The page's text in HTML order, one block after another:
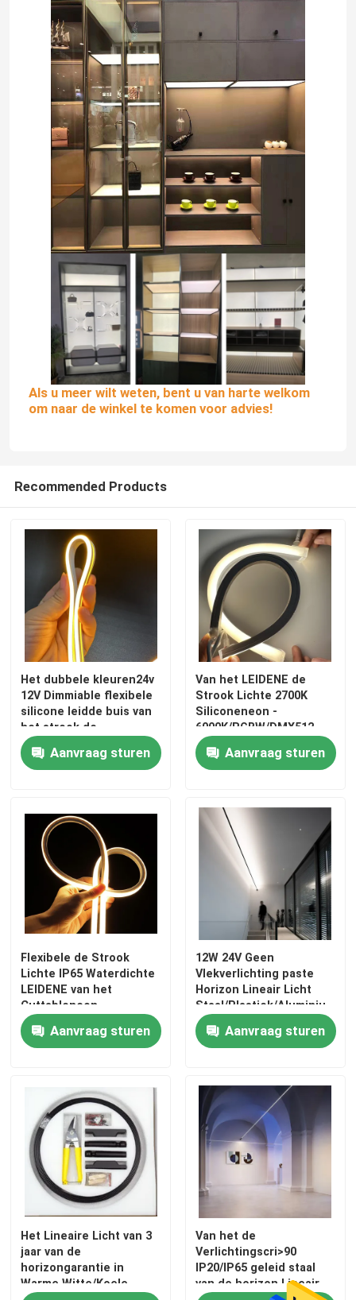
Als u meer wilt weten, bent u van harte welkom
om naar de winkel te komen voor advies!
Recommended Products
Het dubbele kleuren24v
12V Dimmiable flexibele
silicone leidde buis van
het strook de
binnen/openluchtsilicone
Aanvraag sturen
Van het LEIDENE de
Strook Lichte 2700K
Siliconeneon -
6000K/RGBW/DMX512
24V 1010 Neonlicht 1212
16116Aanvraag sturen
Flexibele de Strook
Lichte IP65 Waterdichte
LEIDENE van het
Cuttableneon
Siliconebuis Lichte 24v
Aanvraag sturen
12W 24V Geen
Vlekverlichting paste
Horizon Lineair Licht
Staal/Plastiek/Aluminium
aan
Aanvraag sturen
Het Lineaire Licht van 3
jaar van de
horizongarantie in
Warme Witte/Koele
Van het de
Verlichtingscri>90
IP20/IP65 geleid staal
van de horizon Lineair